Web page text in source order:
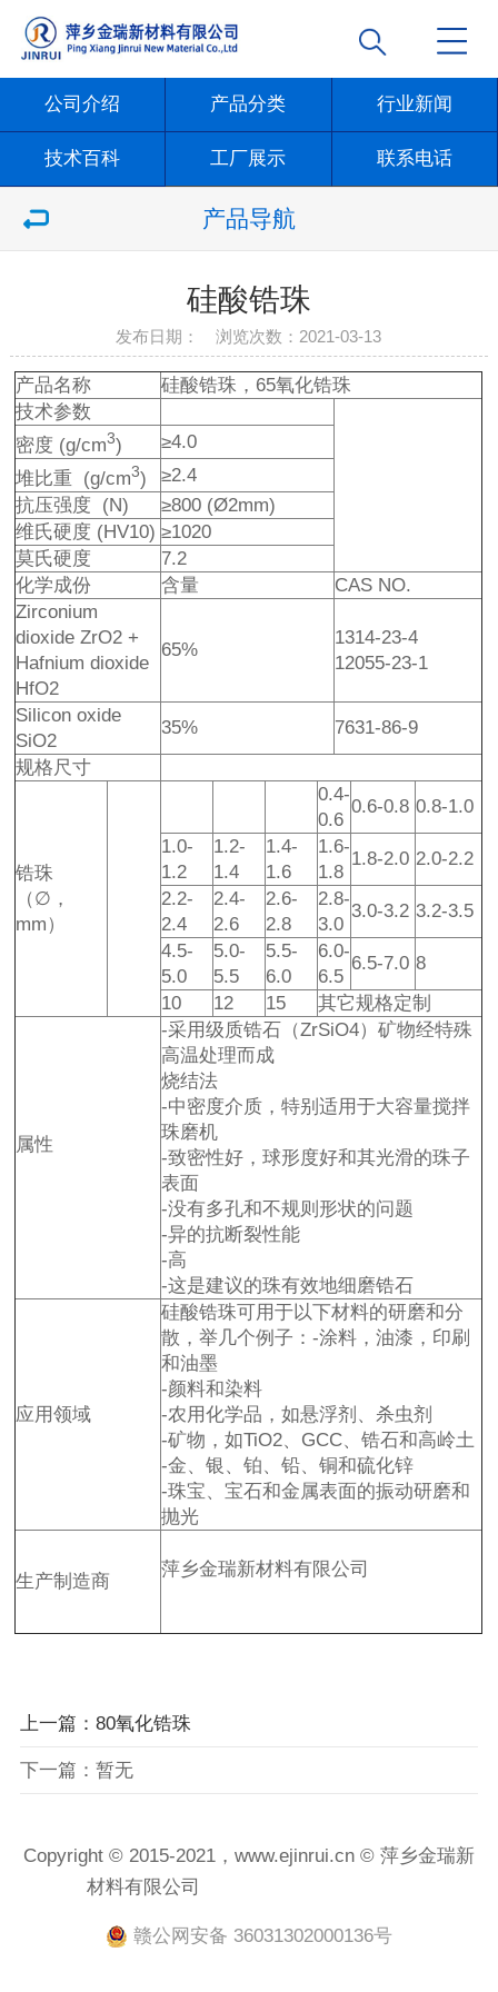
公司介绍 产品分类 行业新闻
技术百科 工厂展示 联系电话
产品导航
硅酸锆珠
发布日期： 浏览次数： 2021-03-13
产品名称
硅酸锆珠，65氧化锆珠
技术参数
密度 (g/cm3)
≥4.0
堆比重 (g/cm3)
≥2.4
抗压强度 (N)
≥800 (Ø2mm)
维氏硬度 (HV10) ≥1020
莫氏硬度
7.2
化学成份
含量
CAS NO.
Zirconium
dioxide ZrO2 +
Hafnium dioxide
HfO2
65%
1314-23-4
12055-23-1
Silicon oxide
SiO2
35%
7631-86-9
规格尺寸
锆珠
（∅，
mm）
0.4-
0.6
0.6-0.8 0.8-1.0
1.0-
1.2
1.2-
1.4
1.4-
1.6
1.6-
1.8
1.8-2.0 2.0-2.2
2.2-
2.4
2.4-
2.6
2.6-
2.8
2.8-
3.0
3.0-3.2 3.2-3.5
4.5-
5.0
5.0-
5.5
5.5-
6.0
6.0-
6.5
6.5-7.0 8
10
12 15 其它规格定制
属性
-采用级质锆石（ZrSiO4）矿物经特殊
高温处理而成
烧结法
-中密度介质，特别适用于大容量搅拌
珠磨机
-致密性好，球形度好和其光滑的珠子
表面
-没有多孔和不规则形状的问题
-异的抗断裂性能
-高
-这是建议的珠有效地细磨锆石
应用领域
硅酸锆珠可用于以下材料的研磨和分
散，举几个例子：-涂料，油漆，印刷
和油墨
-颜料和染料
-农用化学品，如悬浮剂、杀虫剂
-矿物，如TiO2、GCC、锆石和高岭土
-金、银、铂、铅、铜和硫化锌
-珠宝、宝石和金属表面的振动研磨和
抛光
生产制造商
萍乡金瑞新材料有限公司
上一篇：80氧化锆珠
下一篇：暂无
Copyright © 2015-2021，www.ejinrui.cn © 萍乡金瑞新
材料有限公司
赣公网安备 36031302000136号